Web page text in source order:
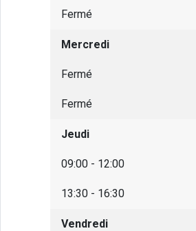
Fermé
Mercredi
Fermé
Fermé
Jeudi
09:00 - 12:00
13:30 - 16:30
Vendredi